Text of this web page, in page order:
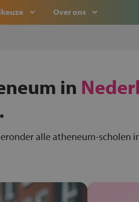
Over ons
in
alle atheneum-scholen